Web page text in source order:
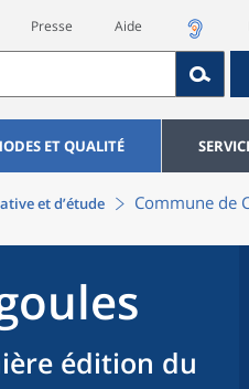
Presse Aide
ET QUALITÉ
et d’étude Commune de
édition du